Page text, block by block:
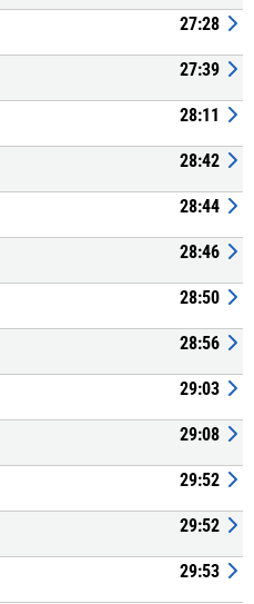
27:28
27:39
28:11
28:42
28:44
28:46
28:50
28:56
29:03
29:08
29:52
29:52
29:53